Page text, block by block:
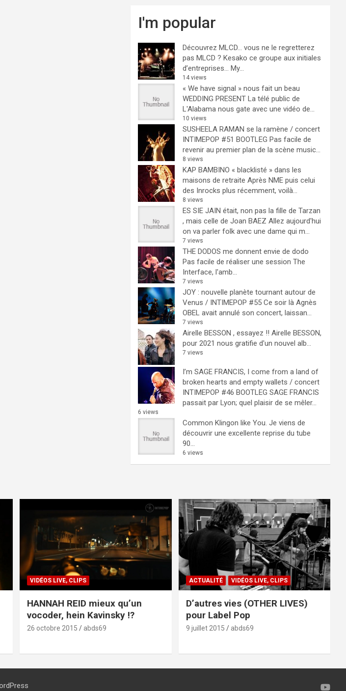
I'm popular
Découvrez MLCD… vous ne le regretterez
pas MLCD ? Kesako ce groupe aux initiales
d’entreprises… My...
14 views
« We have signal » nous fait un beau
WEDDING PRESENT La télé public de
L'Alabama nous gate avec une vidéo de...
10 views
SUSHEELA RAMAN se la ramène / concert
INTIMEPOP #51 BOOTLEG Pas facile de
revenir au premier plan de la scène music...
8 views
KAP BAMBINO « blacklisté » dans les
maisons de retraite Après NME puis celui
des Inrocks plus récemment, voilà...
8 views
ES SIE JAIN était, non pas la fille de Tarzan
, mais celle de Joan BAEZ Allez aujourd'hui
on va parler folk avec une dame qui m...
7 views
THE DODOS me donnent envie de dodo
Pas facile de réaliser une session The
Interface, l'amb...
7 views
JOY : nouvelle planète tournant autour de
Venus / INTIMEPOP #55 Ce soir là Agnès
OBEL avait annulé son concert, laissan...
7 views
Airelle BESSON , essayez !! Airelle BESSON,
pour 2021 nous gratifie d'un nouvel alb...
7 views
I’m SAGE FRANCIS, I come from a land of
broken hearts and empty wallets / concert
INTIMEPOP #46 BOOTLEG SAGE FRANCIS
passait par Lyon; quel plaisir de se mêler...
6 views
Common Klingon like You. Je viens de
découvrir une excellente reprise du tube
90...
6 views
VIDÉOS LIVE, CLIPS
HANNAH REID mieux qu’un
vocoder, hein Kavinsky !?
26 octobre 2015 abds69
ACTUALITÉ VIDÉOS LIVE, CLIPS
D’autres vies (OTHER LIVES)
pour Label Pop
9 juillet 2015 abds69